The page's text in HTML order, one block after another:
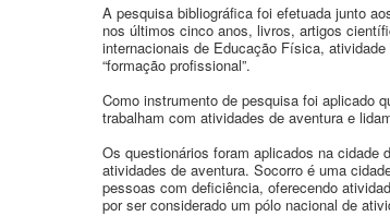
A pesquisa bibliográfica foi efetuada junto
nos últimos cinco anos, livros, artigos
internacionais de Educação Física, atividade
“formação profissional”.
Como instrumento de pesquisa foi aplicado
trabalham com atividades de aventura e
Os questionários foram aplicados na cidade
atividades de aventura. Socorro é uma
pessoas com deficiência, oferecendo
por ser considerado um pólo nacional de